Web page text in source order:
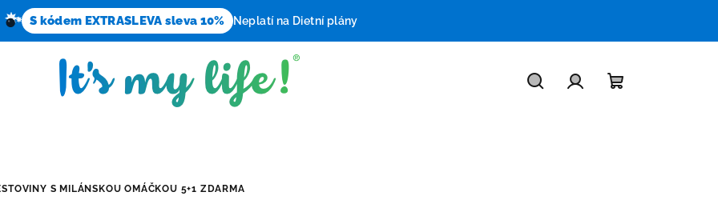
S kódem EXTRASLEVA sleva 10% Neplatí na Dietní plány
S MILÁNSKOU OMÁČKOU 5+1 ZDARMA